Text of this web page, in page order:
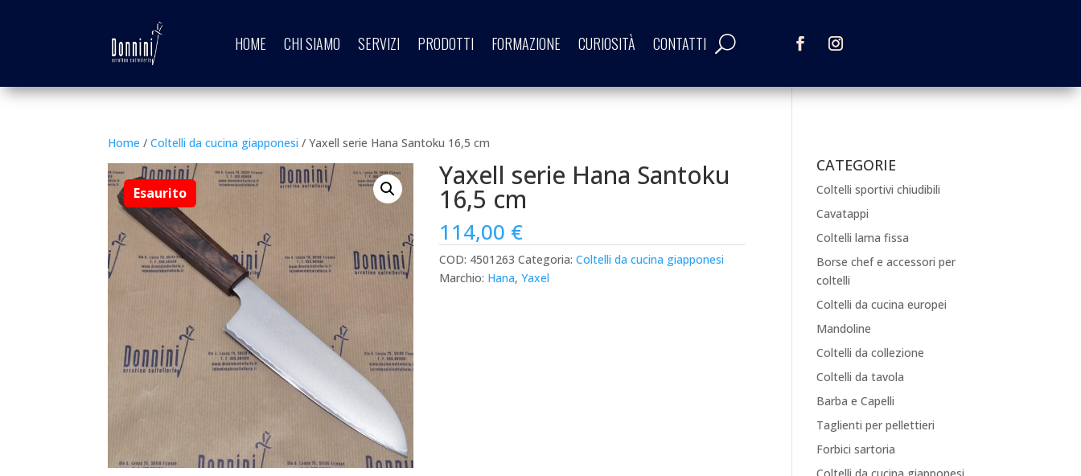
HOME CHI SIAMO SERVIZI PRODOTTI FORMAZIONE CURIOSITÀ CONTATTI
Home /Coltelli da cucina giapponesi / Yaxell serie Hana Santoku 16,5 cm
Yaxell serie Hana Santoku
16,5 cm
114,00 €
COD: 4501263 Categoria:Coltelli da cucina giapponesi
Marchio: Hana,Yaxel
CATEGORIE
Coltelli sportivi chiudibili
Cavatappi
Coltelli lama fissa
Borse chef e accessori per
coltelli
Coltelli da cucina europei
Mandoline
Coltelli da collezione
Coltelli da tavola
Barba e Capelli
Taglienti per pellettieri
Forbici sartoria